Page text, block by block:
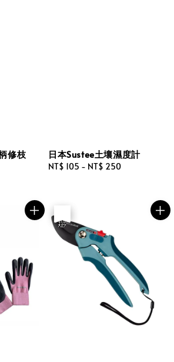
修枝
日本Sustee土壤濕度計
Regular
NT$ 105 - NT$ 250